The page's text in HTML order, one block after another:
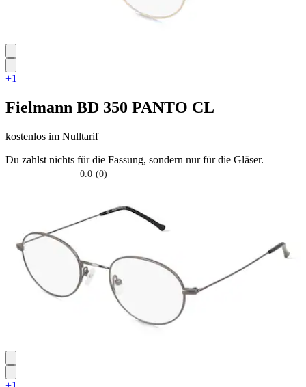
+1
Fielmann BD 350 PANTO CL
kostenlos im Nulltarif
Du zahlst nichts für die Fassung, sondern nur für die Gläser.
0.0 (0)